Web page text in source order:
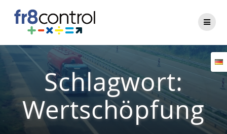
Schlagwort:
Wertschöpfung